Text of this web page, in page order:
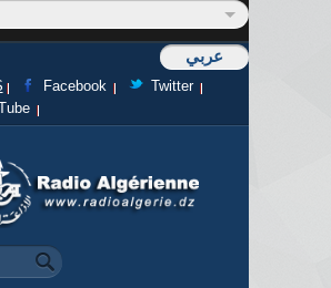
عربي
Facebook
Twitter
de recherche